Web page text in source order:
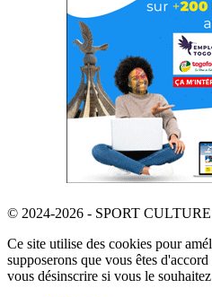
© 2024-2026 - SPORT CULTURE
Ce site utilise des cookies pour
supposerons que vous êtes
vous désinscrire si vous le